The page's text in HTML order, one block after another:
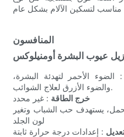
مناسب لتسكين الآلام بشكل عام
المنافسون
عيوب البشرة أومنيلوكس
: الضوء الأحمر لتهدئة البشرة،
والضوء الأزرق لعلاج الشوائب.
خرج الطاقة : غير محدد
يستهدف حب الشباب وتغير
لون الجلد
: إعدادات درجة حرارة ثابتة